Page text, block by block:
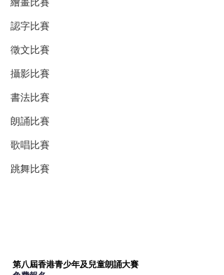
認字比賽
徵文比賽
攝影比賽
書法比賽
朗誦比賽
歌唱比賽
跳舞比賽
第八屆香港青少年及兒童朗誦大賽